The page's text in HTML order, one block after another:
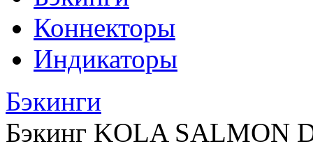
Коннекторы
Индикаторы
Бэкинги
Бэкинг KOLA SALMON